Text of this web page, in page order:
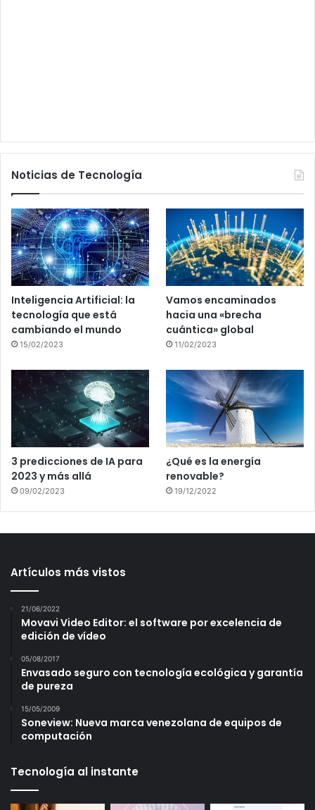
Noticias de Tecnología
Inteligencia Artificial: la
tecnología que está
cambiando el mundo
15/02/2023
Vamos encaminados
hacia una «brecha
cuántica» global
11/02/2023
3 predicciones de IA para
2023 y más allá
09/02/2023
¿Qué es la energía
renovable?
19/12/2022
Artículos más vistos
21/06/2022
Movavi Video Editor: el software por excelencia de
edición de vídeo
05/08/2017
Envasado seguro con tecnología ecológica y garantía
de pureza
15/05/2009
Soneview: Nueva marca venezolana de equipos de
computación
Tecnología al instante